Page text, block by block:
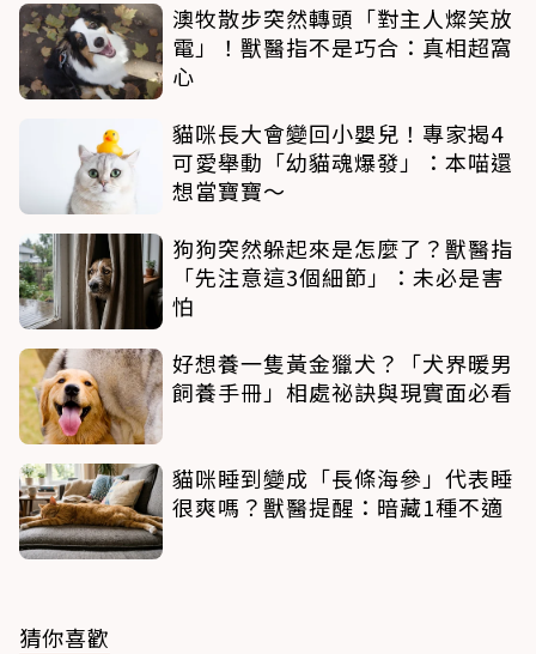
澳牧散步突然轉頭「對主人燦笑放
電」！獸醫指不是巧合：真相超窩
心
貓咪長大會變回小嬰兒！專家揭4
可愛舉動「幼貓魂爆發」：本喵還
想當寶寶～
狗狗突然躲起來是怎麼了？獸醫指
「先注意這3個細節」：未必是害
怕
好想養一隻黃金獵犬？「犬界暖男
飼養手冊」相處祕訣與現實面必看
貓咪睡到變成「長條海參」代表睡
很爽嗎？獸醫提醒：暗藏1種不適
猜你喜歡